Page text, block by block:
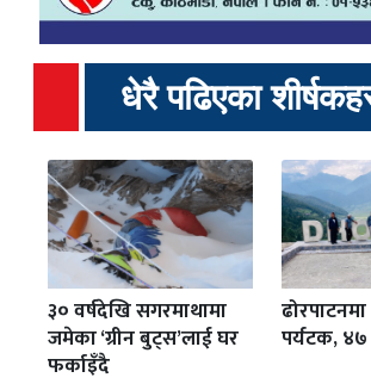
धेरै पढिएका
३० वर्षदेखि सगरमाथामा
जमेका ‘ग्रीन बुट्स’लाई घर
फर्काइँदै
पर्यटक,